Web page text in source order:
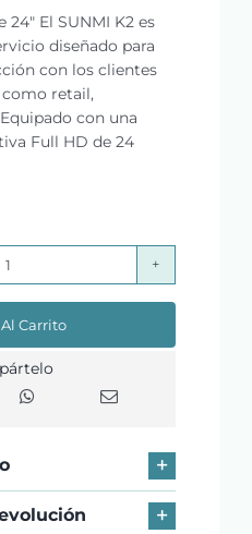
24" El SUNMI K2 es
diseñado para
con los clientes
como retail,
con una
Full HD de 24
SUNMI
K2
SIXCORE/4GB/16GB
SSD/24"
Android
Carrito